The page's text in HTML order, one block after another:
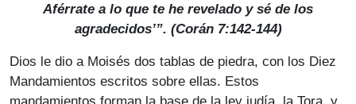
Aférrate a lo que te he revelado y sé de los
agradecidos’”. (Corán 7:142-144)
Dios le dio a Moisés dos tablas de piedra, con los Diez
Mandamientos escritos sobre ellas. Estos